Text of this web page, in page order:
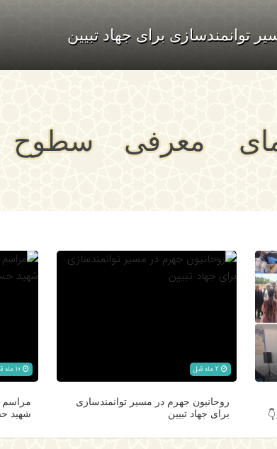
توانمندسازی برای جهاد تبیین
معرفی سطوح
روحانیون جهرم در مسیر توانمندسازی
برای جهاد تبیین
مراسم
شهید